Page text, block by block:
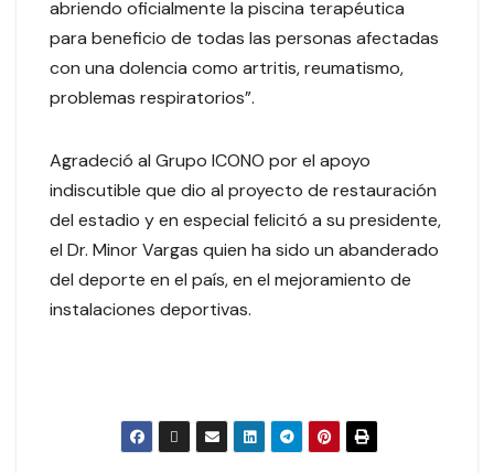
abriendo oficialmente la piscina terapéutica
para beneficio de todas las personas afectadas
con una dolencia como artritis, reumatismo,
problemas respiratorios”.
Agradeció al Grupo ICONO por el apoyo
indiscutible que dio al proyecto de restauración
del estadio y en especial felicitó a su presidente,
el Dr. Minor Vargas quien ha sido un abanderado
del deporte en el país, en el mejoramiento de
instalaciones deportivas.